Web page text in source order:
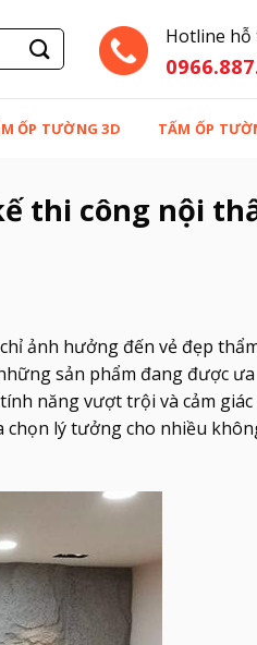
Hotline hỗ
ỐP TƯỜNG 3D TẤM ỐP
thi công nội
ảnh hưởng đến vẻ đẹp
sản phẩm đang được ưa
năng vượt trội và cảm giác
lý tưởng cho nhiều